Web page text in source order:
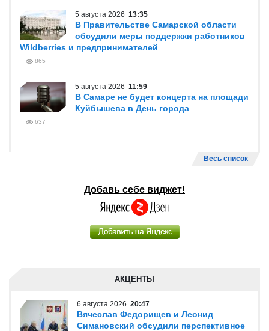
5 августа 2026 13:35
В Правительстве Самарской области
обсудили меры поддержки работников
Wildberries и предпринимателей
865
5 августа 2026 11:59
В Самаре не будет концерта на площади
Куйбышева в День города
637
Весь список
Добавь себе виджет!
АКЦЕНТЫ
6 августа 2026 20:47
Вячеслав Федорищев и Леонид
Симановский обсудили перспективное